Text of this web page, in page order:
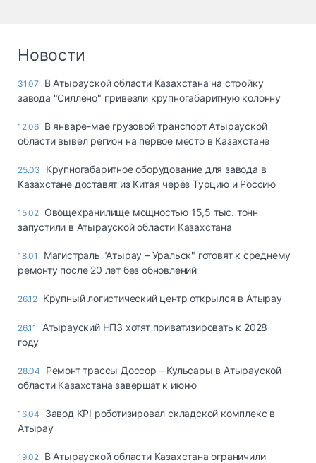
опасные грузы
страхование
Склады и
грузовые
Коммерческий
транспорт
Спецтехника
запчасти, шины
Топливо, масла и
автохимия
Дзен
Новости
31.07
В Атырауской области Казахстана на стройку
завода "Силлено" привезли крупногабаритную колонну
12.06 В январе-мае грузовой транспорт Атырауской
области вывел регион на первое место в Казахстане
25.03
Крупногабаритное оборудование для завода в
Казахстане доставят из Китая через Турцию и Россию
15.02 Овощехранилище мощностью 15,5 тыс. тонн
запустили в Атырауской области Казахстана
18.01
Магистраль "Атырау – Уральск" готовят к среднему
ремонту после 20 лет без обновлений
26.12 Крупный логистический центр открылся в Атырау
26.11
Атырауский НПЗ хотят приватизировать к 2028
году
28.04
Ремонт трассы Доссор – Кульсары в Атырауской
области Казахстана завершат к июню
16.04
Завод KPI роботизировал складской комплекс в
Атырау
19.02 В Атырауской области Казахстана ограничили